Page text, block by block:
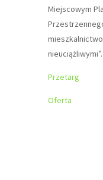
Miejscowym
nieuciążliwymi”.
Przetarg
Oferta